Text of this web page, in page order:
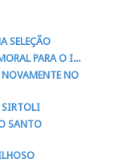
SELEÇÃO
PARA O I...
NO
SIRTOLI
SANTO